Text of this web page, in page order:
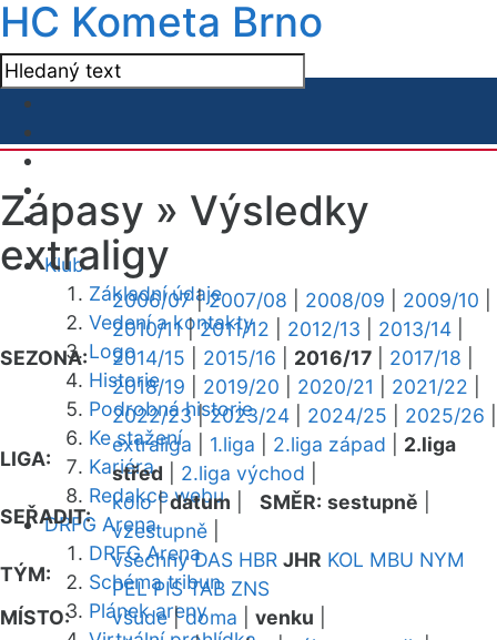
HC Kometa Brno
Klub
Základní údaje
Vedení a kontakty
Logo
Historie
Podrobná historie
Ke stažení
Kariéra
Redakce webu
DRFG Arena
DRFG Arena
Schéma tribun
Plánek areny
Zápasy » Výsledky
extraligy
SEZONA:
2006/07|2007/08 2008/09 2009/10
2010/11|2011/12 2012/13 2013/14
2014/15
2015/16 2016/17 2017/18
2018/19
2019/20 2020/21 2021/22
2022/23|2023/24 2024/25 2025/26
LIGA:
extraliga 1.liga 2.liga západ
2.liga
střed
2.liga východ
SEŘADIT:
kolo|datum SMĚR: sestupně
vzestupně
TÝM:
všechny DAS HBR JHR KOL MBU NYM
PEL PIS TAB ZNS
MÍSTO:
všude|doma venku